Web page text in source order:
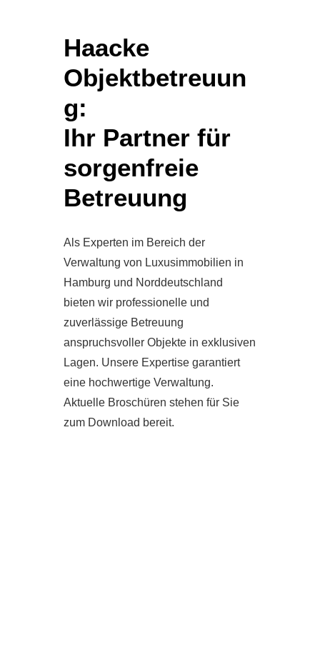
Haacke
Objektbetreuun
g:
Ihr Partner für
sorgenfreie
Betreuung
Als Experten im Bereich der
Verwaltung von Luxusimmobilien in
Hamburg und Norddeutschland
bieten wir professionelle und
zuverlässige Betreuung
anspruchsvoller Objekte in exklusiven
Lagen. Unsere Expertise garantiert
eine hochwertige Verwaltung.
Aktuelle Broschüren stehen für Sie
zum Download bereit.